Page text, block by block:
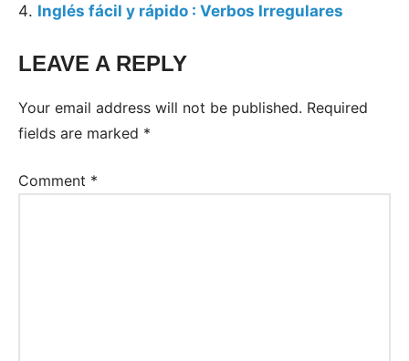
Inglés fácil y rápido : Verbos Irregulares
LEAVE A REPLY
Your email address will not be published. Required
fields are marked *
Comment *